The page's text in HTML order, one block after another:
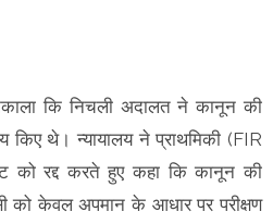
कि निचली अदालत ने कानून की
किए थे। न्यायालय ने प्राथमिकी (FIR
को रद्द करते हुए कहा कि कानून की
को केवल अपमान के आधार पर परीक्षण